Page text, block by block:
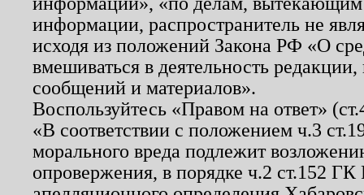
информации, распространитель не
исходя из положений Закона РФ «О
вмешиваться в деятельность
сообщений и материалов».
Воспользуйтесь «Правом на ответ»
«В соответствии с положением ч.3
морального вреда подлежит
опровержения, в порядке ч.2 ст.152